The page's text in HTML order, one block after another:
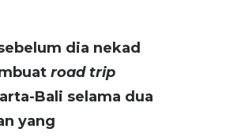
dia nekad
road trip
Bali selama dua
yang